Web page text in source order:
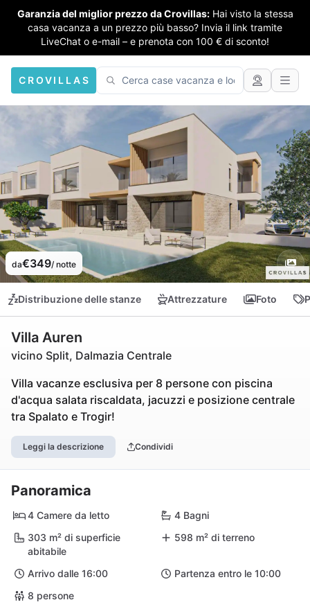
Garanzia del miglior prezzo da Crovillas: Hai visto la stessa
casa vacanza a un prezzo più basso? Invia il link tramite
LiveChat o e-mail – e prenota con 100 € di sconto!
CROVILLAS
da€349/ notte
Distribuzione delle stanze Attrezzature Foto
Villa Auren
vicino Split, Dalmazia Centrale
Villa vacanze esclusiva per 8 persone con piscina
d'acqua salata riscaldata, jacuzzi e posizione centrale
tra Spalato e Trogir!
Leggi la descrizione Condividi
Panoramica
4 Camere da letto
4 Bagni
303 m² di superficie
abitabile
598 m² di terreno
Arrivo dalle 16:00
Partenza entro le 10:00
8 persone